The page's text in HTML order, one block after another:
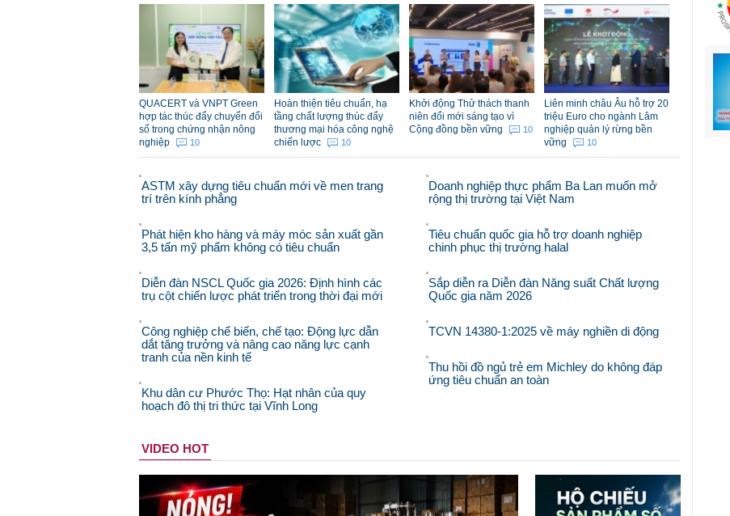
QUACERT và VNPT Green
hợp tác thúc đẩy chuyển đổi
số trong chứng nhận nông
nghiệp
10
Hoàn thiện tiêu chuẩn, hạ
tầng chất lượng thúc đẩy
thương mại hóa công nghệ
chiến lược
10
Khởi động Thử thách thanh
niên đổi mới sáng tạo vì
Cộng đồng bền vững
10
Liên minh châu Âu hỗ trợ 20
triệu Euro cho ngành Lâm
nghiệp quản lý rừng bền
vững
10
ASTM xây dựng tiêu chuẩn mới về men trang
trí trên kính phẳng
Phát hiện kho hàng và máy móc sản xuất gần
3,5 tấn mỹ phẩm không có tiêu chuẩn
Diễn đàn NSCL Quốc gia 2026: Định hình các
trụ cột chiến lược phát triển trong thời đại mới
Công nghiệp chế biến, chế tạo: Động lực dẫn
dắt tăng trưởng và nâng cao năng lực cạnh
tranh của nền kinh tế
Khu dân cư Phước Thọ: Hạt nhân của quy
hoạch đô thị tri thức tại Vĩnh Long
Doanh nghiệp thực phẩm Ba Lan muốn mở
rộng thị trường tại Việt Nam
Tiêu chuẩn quốc gia hỗ trợ doanh nghiệp
chinh phục thị trường halal
Sắp diễn ra Diễn đàn Năng suất Chất lượng
Quốc gia năm 2026
TCVN 14380-1:2025 về máy nghiền di động
Thu hồi đồ ngủ trẻ em Michley do không đáp
ứng tiêu chuẩn an toàn
VIDEO HOT